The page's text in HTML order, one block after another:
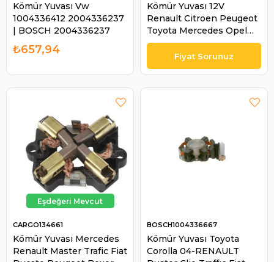
Kömür Yuvası Vw
1004336412 2004336237
| BOSCH 2004336237
₺657,94
Kömür Yuvası 12V
Renault Citroen Peugeot
Toyota Mercedes Opel
Volswagen | BOSCH
F000AL2034
Kömür Yuvası Mercedes
Renault Master Trafic Fiat
CARGO134661
Kömür Yuvası Toyota
Corolla 04-RENAULT
BOSCH1004336667